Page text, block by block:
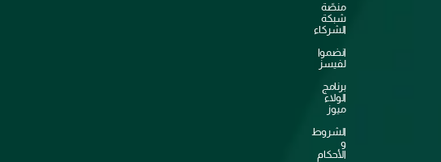
منصّة
شبكة
الشركاء
انضموا
لفيسز
برنامج
الولاء
ميوز
الشروط
و
الأحكام